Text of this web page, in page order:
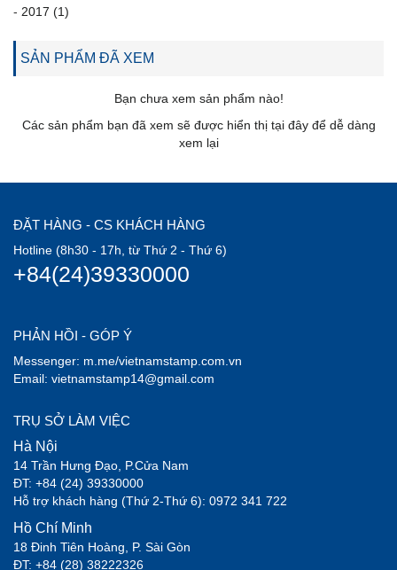
- 2017 (1)
2015 (10)
-
2012 (2)
-2007 (1)
2004 (4)
2003 (1)
-2001 (1)
-2000 (4)
-1999 (3)
- 1997 (13)
-1996 (16)
-1995 (17)
-1994 (17)
1993 (16)
-1992 (19)
-1991 (15)
SẢN PHẨM ĐÃ XEM
Bạn chưa xem sản phẩm nào!
Các sản phẩm bạn đã xem sẽ được hiển thị tại đây để dễ dàng
xem lại
ĐẶT HÀNG - CS KHÁCH HÀNG
Hotline (8h30 - 17h, từ Thứ 2 - Thứ 6)
+84(24)39330000
PHẢN HỒI - GÓP Ý
Messenger: m.me/vietnamstamp.com.vn
Email: vietnamstamp14@gmail.com
TRỤ SỞ LÀM VIỆC
Hà Nội
14 Trần Hưng Đạo, P.Cửa Nam
ĐT: +84 (24) 39330000
Hỗ trợ khách hàng (Thứ 2-Thứ 6): 0972 341 722
Hồ Chí Minh
18 Đinh Tiên Hoàng, P. Sài Gòn
ĐT: +84 (28) 38222326